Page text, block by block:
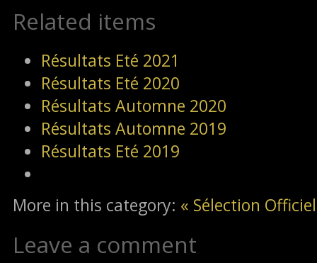
Related items
Résultats Eté 2021
Résultats Eté 2020
Résultats Automne 2020
Résultats Automne 2019
Résultats Eté 2019
More in this category: « Sélection
Leave a comment